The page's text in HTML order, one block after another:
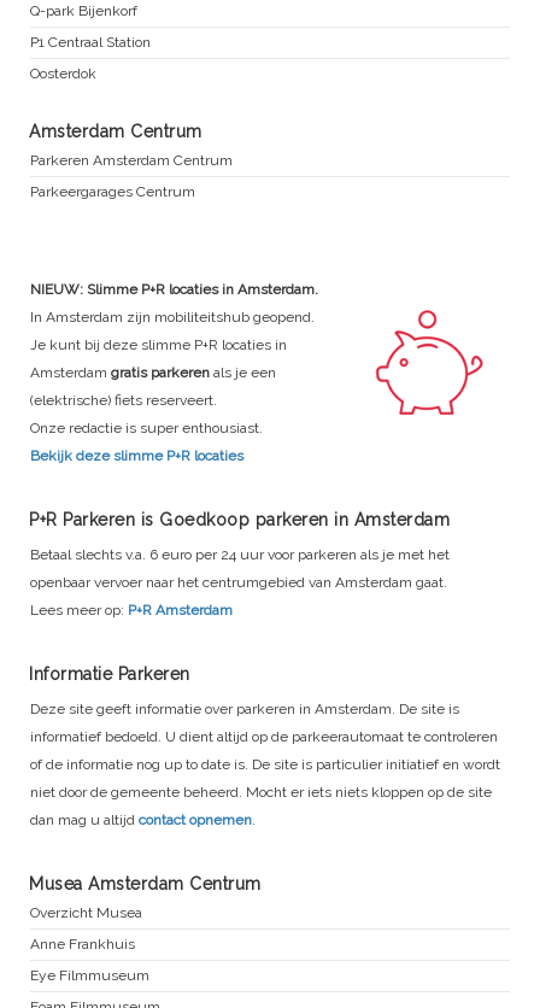
Q-park Bijenkorf
P1 Centraal Station
Oosterdok
Amsterdam Centrum
Parkeren Amsterdam Centrum
Parkeergarages Centrum
NIEUW: Slimme P+R locaties in Amsterdam.
In Amsterdam zijn mobiliteitshub geopend.
Je kunt bij deze slimme P+R locaties in
Amsterdam gratis parkeren als je een
(elektrische) fiets reserveert.
Onze redactie is super enthousiast.
Bekijk deze slimme P+R locaties
P+R Parkeren is Goedkoop parkeren in Amsterdam
Betaal slechts v.a. 6 euro per 24 uur voor parkeren als je met het
openbaar vervoer naar het centrumgebied van Amsterdam gaat.
Lees meer op: P+R Amsterdam
Informatie Parkeren
Deze site geeft informatie over parkeren in Amsterdam. De site is
informatief bedoeld. U dient altijd op de parkeerautomaat te controleren
of de informatie nog up to date is. De site is particulier initiatief en wordt
niet door de gemeente beheerd. Mocht er iets niets kloppen op de site
dan mag u altijd contact opnemen
Musea Amsterdam Centrum
Overzicht Musea
Anne Frankhuis
Eye Filmmuseum